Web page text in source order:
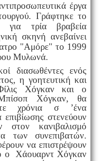
έργα
Γράφτηκε το
για τρία βραβεία
σκηνή ανεβαίνει
"Αμόρε" το 1999
Μυλωνά.
ενός
η γοητευτική και
Χόγκαν και ο
Χόγκαν, θα
χρόνια σ ’ένα
επιβίωσης στενεύουν
στον κανιβαλισμό
των συνεπιβατών.
να επιστρέψουν
ο Χάουαρντ Χόγκαν